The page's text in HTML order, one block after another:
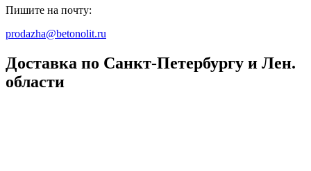
Пишите на почту:
prodazha@betonolit.ru
Доставка по Санкт-Петербургу и Лен.
области